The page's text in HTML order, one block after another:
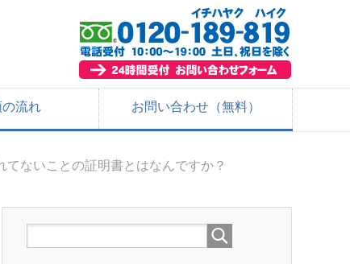
の流れ お問い合わせ（無料）
てないことの証明書とはなんですか？